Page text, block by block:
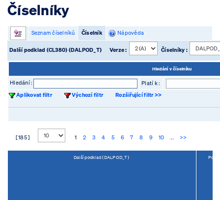
Číselníky
Seznam číselníků Číselník Nápověda
Další podklad (CL380) (DALPOD_T) Verze : Číselníky :
Hledání v číselníku
Hledání :
Platí k :
Aplikovat filtr
Výchozí filtr Rozšiřující filtr >>
[ 185 ] 1 2 3 4 5 6 7 8 9 10 ... >>
Další podklad (DALPOD_T)